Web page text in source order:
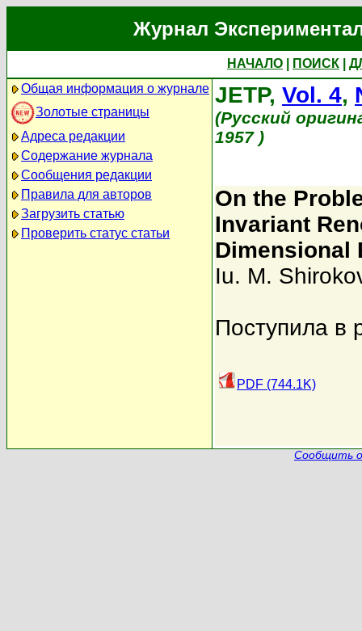
Журнал
НАЧАЛО ПОИСК
Общая информация о журнале
Золотые страницы
Адреса редакции
Содержание журнала
Сообщения редакции
Правила для авторов
Загрузить статью
Проверить статус статьи
JETP, Vol. 4,
(Русский
1957 )
On the
Invariant
Dimensional
Iu. M.
Поступила в
PDF (744.1K)
Сообщить о